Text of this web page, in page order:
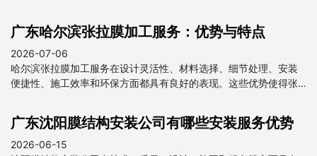
广东哈尔滨张拉膜加工服务：优势与特点
2026-07-06
哈尔滨张拉膜加工服务在设计灵活性、材料选择、细节处理、安装
便捷性、施工效率和环保方面都具有良好的表现。这些优势使得张
一部分。
广东沈阳膜结构安装公司有哪些安装服务优势
2026-06-15